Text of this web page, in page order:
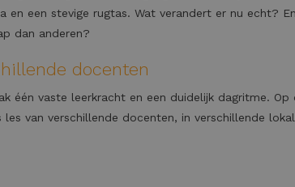
en een stevige rugtas. Wat verandert er nu echt?
dan anderen?
docenten
één vaste leerkracht en een duidelijk dagritme.
van verschillende docenten, in verschillende